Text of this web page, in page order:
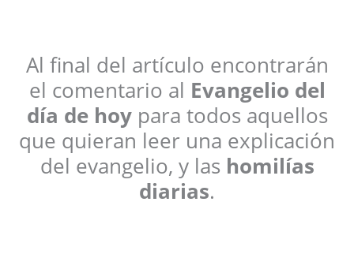
Al final del artículo encontrarán
el comentario al Evangelio del
día de hoypara todos aquellos
que quieran leer una explicación
del evangelio, y las homilías
diarias.